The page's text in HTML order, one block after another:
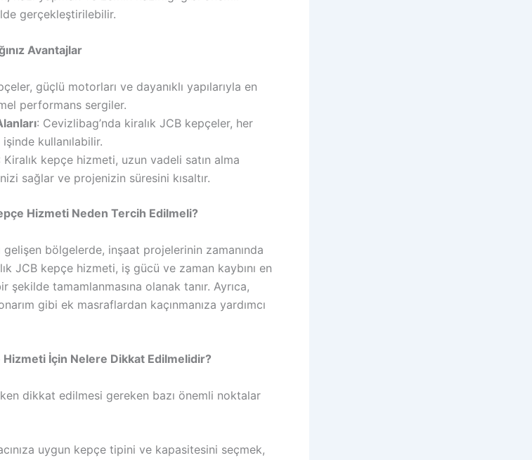
gerçekleştirilebilir.
Avantajlar
güçlü motorları ve dayanıklı yapılarıyla en
performans sergiler.
: Cevizlibag’nda kiralık JCB kepçeler, her
kullanılabilir.
Kiralık kepçe hizmeti, uzun vadeli satın alma
sağlar ve projenizin süresini kısaltır.
Hizmeti Neden Tercih Edilmeli?
bölgelerde, inşaat projelerinin zamanında
JCB kepçe hizmeti, iş gücü ve zaman kaybını en
şekilde tamamlanmasına olanak tanır. Ayrıca,
gibi ek masraflardan kaçınmanıza yardımcı
Hizmeti İçin Nelere Dikkat Edilmelidir?
dikkat edilmesi gereken bazı önemli noktalar
uygun kepçe tipini ve kapasitesini seçmek,